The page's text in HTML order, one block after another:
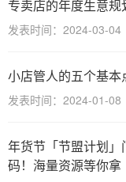
专卖店的年度生意
发表时间：2024-03-04
小店管人的五个基本
发表时间：2024-01-08
年货节「节盟计划
码！海量资源等你拿